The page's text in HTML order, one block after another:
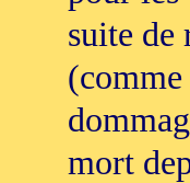
suite de
mort